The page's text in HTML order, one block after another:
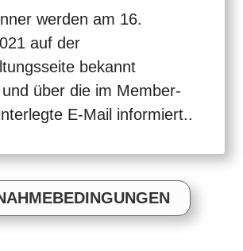
werden am 16.
auf der
bekannt
über die im Member-
E-Mail informiert..